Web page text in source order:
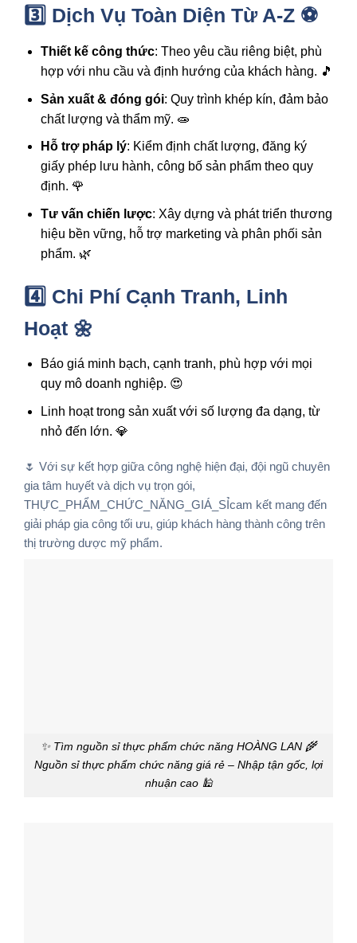
3️⃣ Dịch Vụ Toàn Diện Từ A-Z ⚽
Thiết kế công thức: Theo yêu cầu riêng biệt, phù
hợp với nhu cầu và định hướng của khách hàng. 🎵
Sản xuất & đóng gói: Quy trình khép kín, đảm bảo
chất lượng và thẩm mỹ. 🧫
Hỗ trợ pháp lý: Kiểm định chất lượng, đăng ký
giấy phép lưu hành, công bố sản phẩm theo quy
định. 🌹
Tư vấn chiến lược: Xây dựng và phát triển thương
hiệu bền vững, hỗ trợ marketing và phân phối sản
phẩm. 🌿
4️⃣ Chi Phí Cạnh Tranh, Linh
Hoạt 🌼
Báo giá minh bạch, cạnh tranh, phù hợp với mọi
quy mô doanh nghiệp. 😍
Linh hoạt trong sản xuất với số lượng đa dạng, từ
nhỏ đến lớn. 💎
🌷 Với sự kết hợp giữa công nghệ hiện đại, đội ngũ chuyên
gia tâm huyết và dịch vụ trọn gói,
THỰC_PHẨM_CHỨC_NĂNG_GIÁ_SỈcam kết mang đến
giải pháp gia công tối ưu, giúp khách hàng thành công trên
thị trường dược mỹ phẩm.
✨ Tìm nguồn sỉ thực phẩm chức năng HOÀNG LAN 🌾
Nguồn sỉ thực phẩm chức năng giá rẻ – Nhập tận gốc, lợi
nhuận cao 🕌